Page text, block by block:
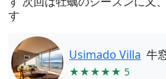
す
Usimado Villa 牛
★★★★★ 5